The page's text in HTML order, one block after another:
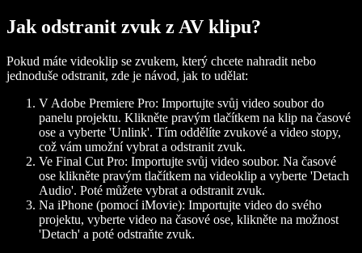
Jak odstranit zvuk z AV klipu?
Pokud máte videoklip se zvukem, který chcete nahradit nebo
jednoduše odstranit, zde je návod, jak to udělat:
V Adobe Premiere Pro: Importujte svůj video soubor do
panelu projektu. Klikněte pravým tlačítkem na klip na časové
ose a vyberte 'Unlink'. Tím oddělíte zvukové a video stopy,
což vám umožní vybrat a odstranit zvuk.
Ve Final Cut Pro: Importujte svůj video soubor. Na časové
ose klikněte pravým tlačítkem na videoklip a vyberte 'Detach
Audio'. Poté můžete vybrat a odstranit zvuk.
Na iPhone (pomocí iMovie): Importujte video do svého
projektu, vyberte video na časové ose, klikněte na možnost
'Detach' a poté odstraňte zvuk.